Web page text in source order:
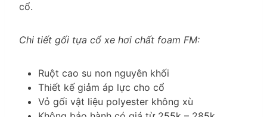
cổ.
Chi tiết gối tựa cổ xe hơi chất foam FM:
Ruột cao su non nguyên khối
Thiết kế giảm áp lực cho cổ
Vỏ gối vật liệu polyester không xù